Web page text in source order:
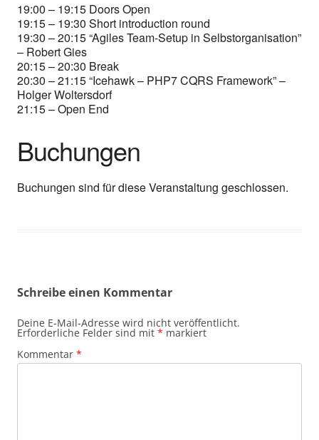
19:00 – 19:15 Doors Open
19:15 – 19:30 Short introduction round
19:30 – 20:15 “Agiles Team-Setup in Selbstorganisation”
– Robert Gies
20:15 – 20:30 Break
20:30 – 21:15 “Icehawk – PHP7 CQRS Framework” –
Holger Woltersdorf
21:15 – Open End
Buchungen
Buchungen sind für diese Veranstaltung geschlossen.
Schreibe einen Kommentar
Deine E-Mail-Adresse wird nicht veröffentlicht.
Erforderliche Felder sind mit * markiert
Kommentar *